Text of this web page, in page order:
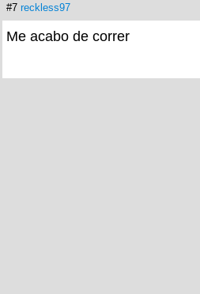
#7 reckless97
Me acabo de correr